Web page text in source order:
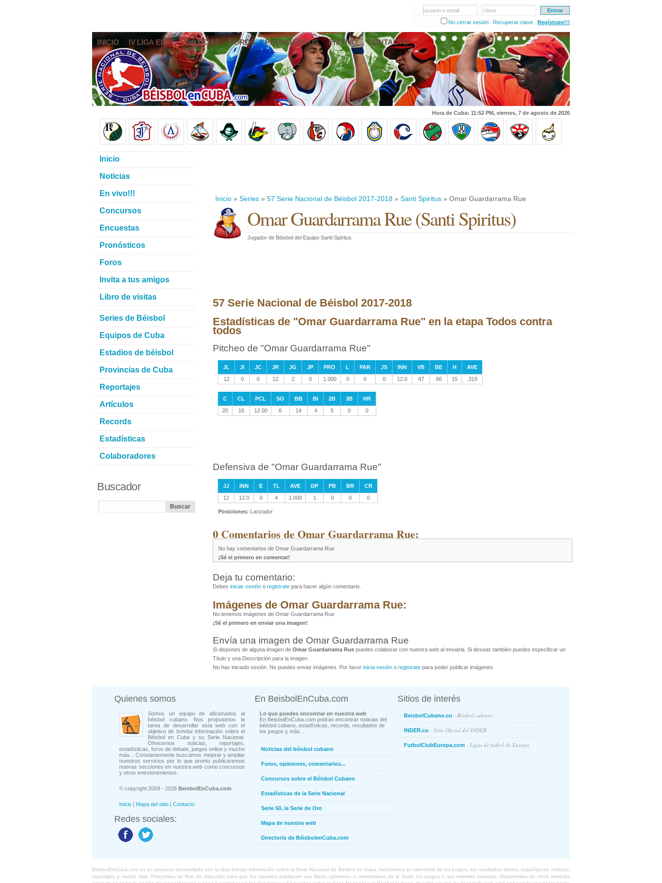
usuario o email
clave
No cerrar sesión
Recuperar clave Regístrate!!!
INICIO IV LIGA ELITE NOTICIAS FOROS PRONÓSTICOS EN VIVO CONTACTO
Hora de Cuba: 11:52 PM, viernes, 7 de agosto de 2026
Inicio » Series » 57 Serie Nacional de Béisbol 2017-2018 » Santi Spiritus » Omar Guardarrama Rue
Omar Guardarrama Rue(Santi Spiritus)
Jugador de Béisbol del Equipo Santi Spiritus
57 Serie Nacional de Béisbol 2017-2018
Estadísticas de "Omar Guardarrama Rue" en la etapa Todos contra
todos
Pitcheo de "Omar Guardarrama Rue"
JL JI JC JR JG JP PRO L PAR JS INN VB BE H
AVE
12
0 0 12 2 0 1.000 0 0 0 12.0 47 66 15 .319
C CL PCL SO BB BI 2B 3B
HR
20
16 12.00 6 14 4 5 0 0
Defensiva de "Omar Guardarrama Rue"
JJ INN E TL AVE DP PB BR
CR
12
12.0 0 4 1.000 1 0 0 0
Posiciones: Lanzador
0 Comentarios de Omar Guardarrama Rue:
No hay comentarios de Omar Guardarrama Rue
¡Sé el primero en comentar!
Deja tu comentario:
Debes iniciar sesión o registrate para hacer algún comentario.
Imágenes de Omar Guardarrama Rue:
No tenemos imágenes de Omar Guardarrama Rue
¡Sé el primero en enviar una imagen!
Envía una imagen de Omar Guardarrama Rue
Si dispones de alguna imagen de Omar Guardarrama Rue puedes colaborar con nuestra web al enviarla. Si deseas también puedes especificar un
Título y una Descripción para la imagen.
No has iniciado sesión. No puedes enviar imágenes. Por favor inicia sesión o registrate para poder publicar imágenes.
Inicio
Noticias
En vivo!!!
Concursos
Encuestas
Pronósticos
Foros
Invita a tus amigos
Libro de visitas
Series de Béisbol
Equipos de Cuba
Estadios de béisbol
Provincias de Cuba
Reportajes
Artículos
Records
Estadísticas
Colaboradores
Buscador
Quienes somos
Somos un equipo de aficionados al
béisbol cubano. Nos propusimos la
tarea de desarrollar esta web con el
objetivo de brindar información sobre el
Béisbol en Cuba y su Serie Nacional.
Ofrecemos noticias, reportajes,
estadísticas, foros de debate, juegos online y mucho
más... Constantemente buscamos mejorar y ampliar
nuestros servicios por lo que pronto publicaremos
nuevas secciones en nuestra web como concursos
y otros entretenimientos.
© copyright 2009 - 2026 BeisbolEnCuba.com
Inicio | Mapa del sitio | Contacto
Redes sociales:
En BeisbolEnCuba.com
Lo que puedes encontrar en nuestra web
En BeisbolEnCuba.com podrás encontrar noticias del
béisbol cubano, estadísticas, records, resultados de
los juegos y más...
Noticias del béisbol cubano
Foros, opiniones, comentarios...
Concursos sobre el Béisbol Cubano
Estadísticas de la Serie Nacional
Serie 50, la Serie de Oro
Mapa de nuestra web
Directorio de BéisbolenCuba.com
Sitios de interés
BeisbolCubano.cu - Béisbol cubano
INDER.cu - Sitio Oficial del INDER
FutbolClubEuropa.com - Ligas de futbol de Europa
BeisbolEnCuba.com es un proyecto desarrollado con la idea brindar información sobre la Serie Nacional de Béisbol en Cuba. Incluiremos el calendario de los juegos, los resultados diarios, estadísticas, noticias,
reportajes y mucho más. Ofrecemos un foro de discusión para que los usuarios publiquen sus ideas, opiniones o comentarios de la Serie, los juegos o sus estrellas favoritas. Disponemos de otros servicios